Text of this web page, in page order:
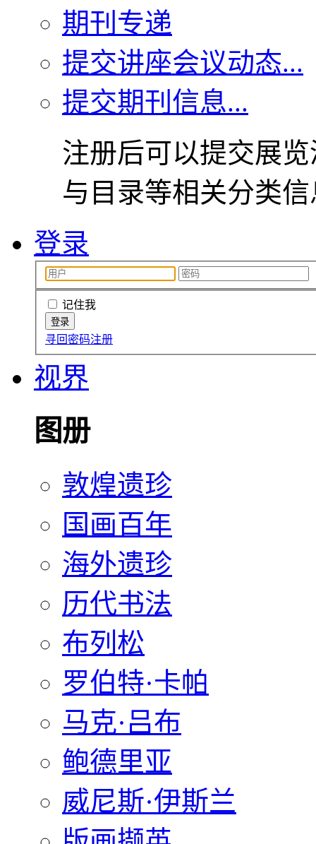
期刊专递
提交讲座会议动态...
提交期刊信息...
注册后可以提交展
与目录等相关分类
登录
记住我
寻回密码注册
视界
图册
敦煌遗珍
国画百年
海外遗珍
历代书法
布列松
罗伯特·卡帕
马克·吕布
鲍德里亚
威尼斯·伊斯兰